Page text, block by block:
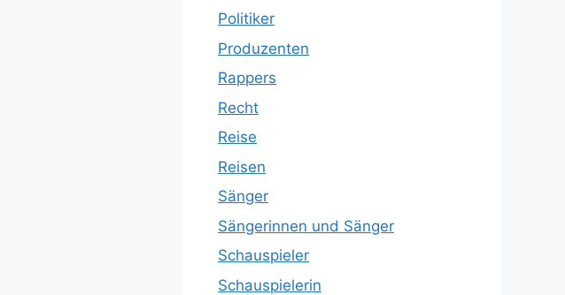
Politiker
Produzenten
Rappers
Recht
Reise
Reisen
Sänger
Sängerinnen und Sänger
Schauspieler
Schauspielerin